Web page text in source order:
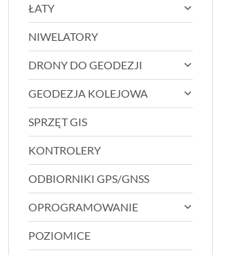
ŁATY
NIWELATORY
DRONY DO GEODEZJI
GEODEZJA KOLEJOWA
SPRZĘT GIS
KONTROLERY
ODBIORNIKI GPS/GNSS
OPROGRAMOWANIE
POZIOMICE